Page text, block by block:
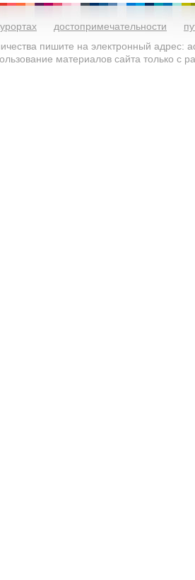
достопримечательности
пишите на электронный адрес:
материалов сайта только с